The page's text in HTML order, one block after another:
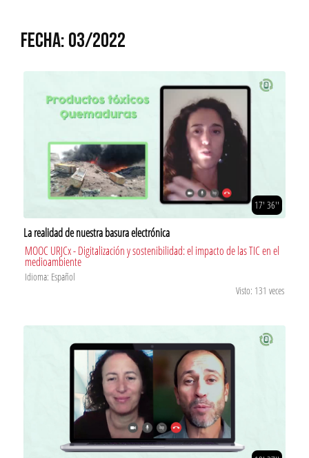
FECHA: 03/2022
17' 36''
La realidad de nuestra basura electrónica
MOOC URJCx - Digitalización y sostenibilidad: el impacto de las TIC en el
medioambiente
Idioma: Español
Visto: 131 veces